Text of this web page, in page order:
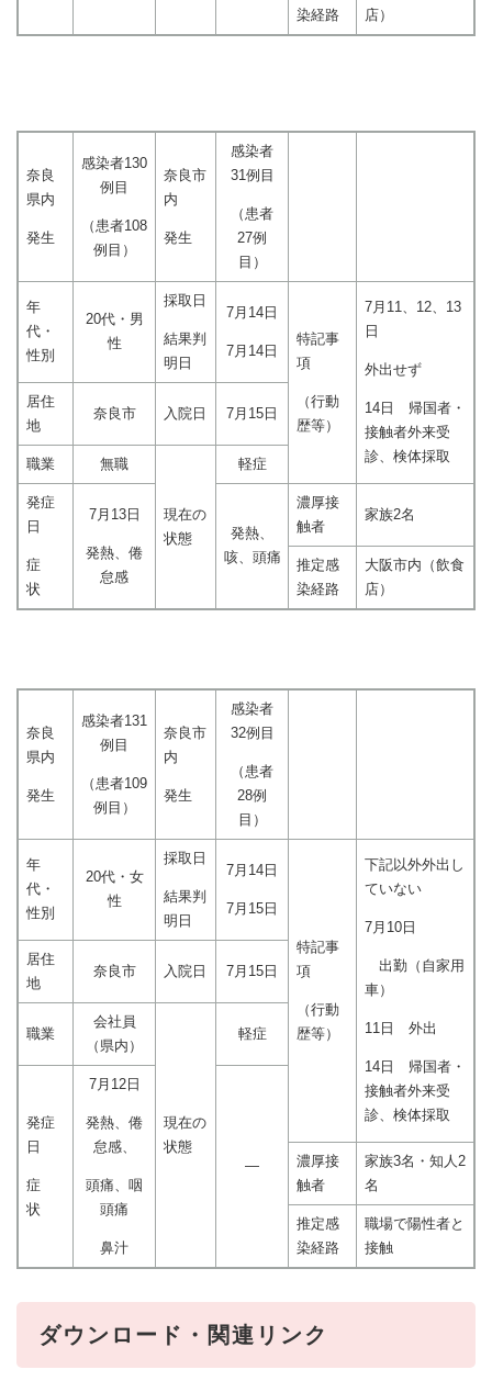
染経路
店）
奈良
県内
発生
感染者130
例目
（患者108
例目）
奈良市
内
発生
感染者
31例目
（患者
27例
目）
年
代・
性別
20代・男
性
採取日
結果判
明日
7月14日
7月14日
特記事
項
（行動
歴等）
7月11、12、13
日
外出せず
14日 帰国者・
接触者外来受
診、検体採取
居住
地
奈良市 入院日 7月15日
職業 無職
現在の
状態
軽症
発症
日
症
状
7月13日
発熱、倦
怠感
発熱、
咳、頭痛
濃厚接
触者
家族2名
推定感
染経路
大阪市内（飲食
店）
奈良
県内
発生
感染者131
例目
（患者109
例目）
奈良市
内
発生
感染者
32例目
（患者
28例
目）
年
代・
性別
20代・女
性
採取日
結果判
明日
7月14日
7月15日
特記事
項
（行動
歴等）
下記以外外出し
ていない
7月10日
出勤（自家用
車）
11日 外出
14日 帰国者・
接触者外来受
診、検体採取
居住
地
奈良市 入院日 7月15日
職業
会社員
（県内）
現在の
状態
軽症
発症
日
症
状
7月12日
発熱、倦
怠感、
頭痛、咽
頭痛
鼻汁
―
濃厚接
触者
家族3名・知人2
名
推定感
染経路
職場で陽性者と
接触
ダウンロード・関連リンク